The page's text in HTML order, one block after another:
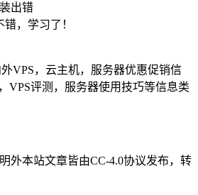
出错
错，学习了！
VPS，云主机，服务器优惠促销信
VPS评测，服务器使用技巧等信息类
外本站文章皆由CC-4.0协议发布，转